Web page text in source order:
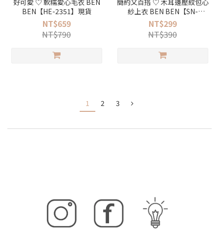
好可愛 ♡ 軟糯愛心毛衣 BEN
BEN【HE-2351】現貨
NT$659
NT$790
簡約又百搭 ♡ 木耳邊壓紋包心
紗上衣 BEN BEN【SN-
10408】現貨
NT$299
NT$390
1 2 3